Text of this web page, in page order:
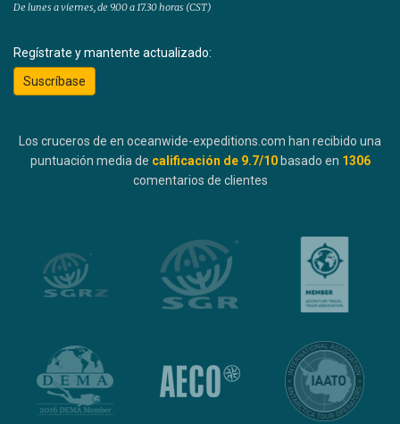
De lunes a viernes, de 9.00 a 17.30 horas (CST)
Regístrate y mantente actualizado:
Suscríbase
Los cruceros de en oceanwide-expeditions.com han recibido una
puntuación media de calificación de 9.7/10 basado en 1306
comentarios de clientes